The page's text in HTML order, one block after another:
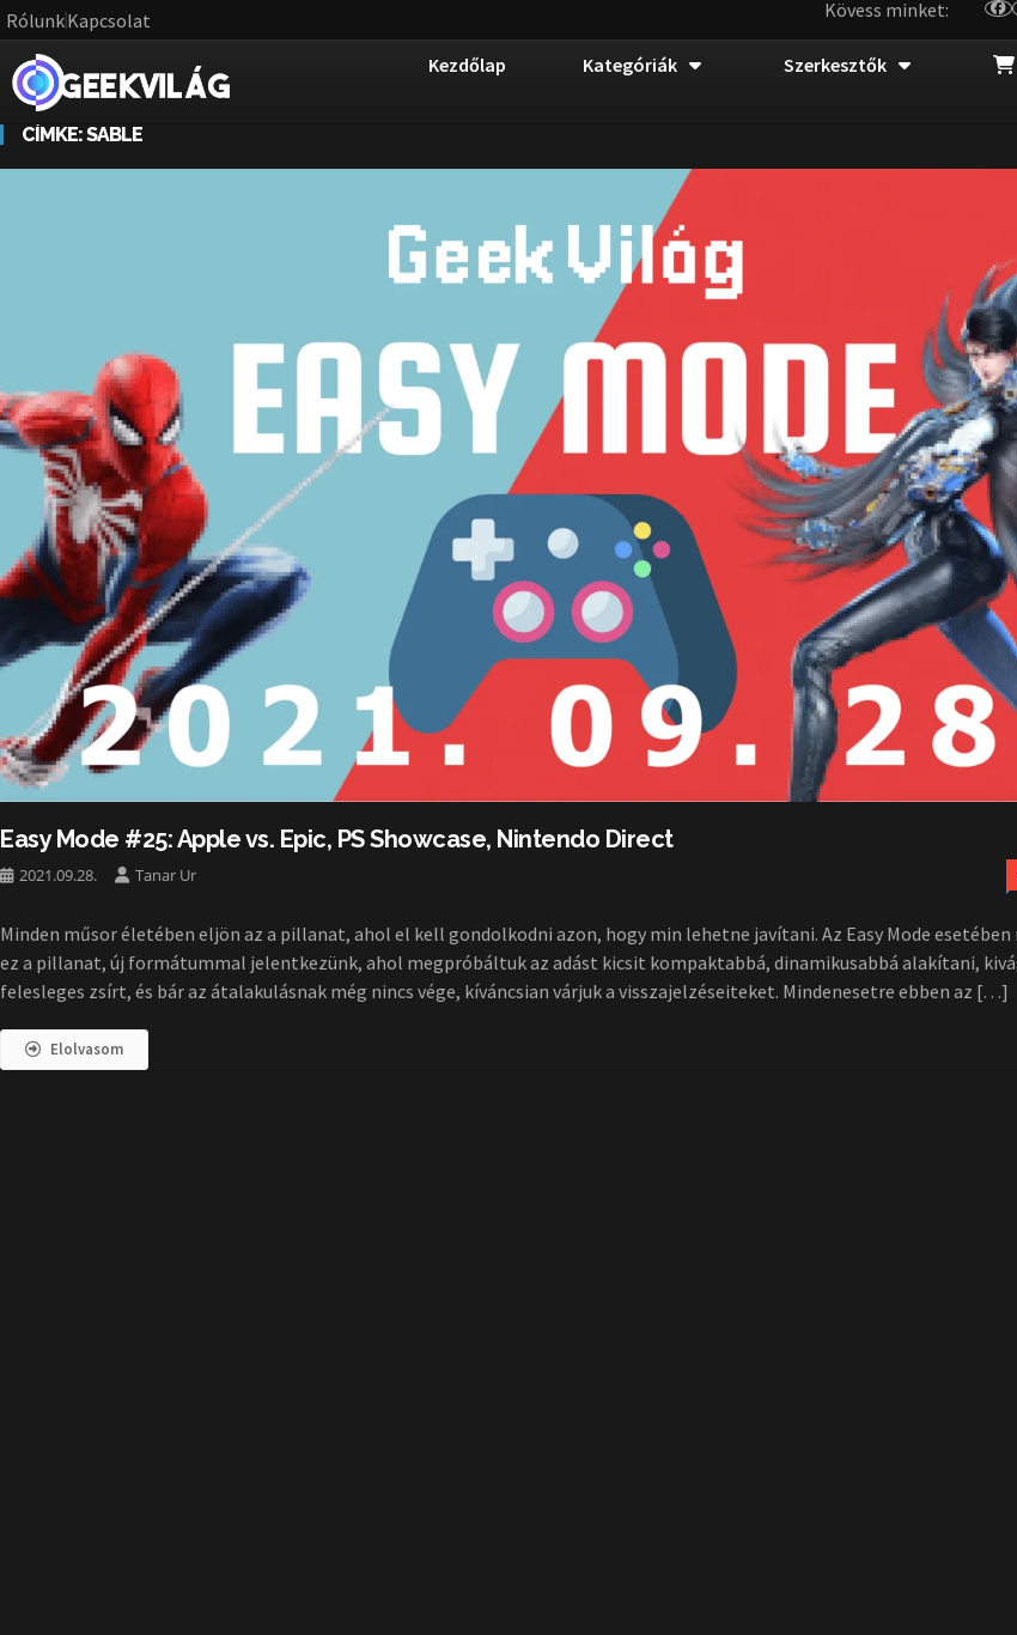
RólunkKapcsolat Kövess minket:
Kezdőlap Kategóriák Szerkesztők
CÍMKE:SABLE
Easy Mode #25: Apple vs. Epic, PS Showcase, Nintendo Direct
2021.09.28. Tanar Ur
Minden műsor életében eljön az a pillanat, ahol el kell gondolkodni azon, hogy min lehetne javítani. Az Easy Mode
ez a pillanat, új formátummal jelentkezünk, ahol megpróbáltuk az adást kicsit kompaktabbá, dinamikusabbá alakítani,
felesleges zsírt, és bár az átalakulásnak még nincs vége, kíváncsian várjuk a visszajelzéseiteket. Mindenesetre ebben az […]
Elolvasom